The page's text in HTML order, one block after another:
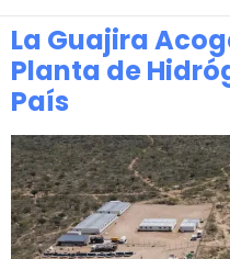
La Guajira
Planta de
País